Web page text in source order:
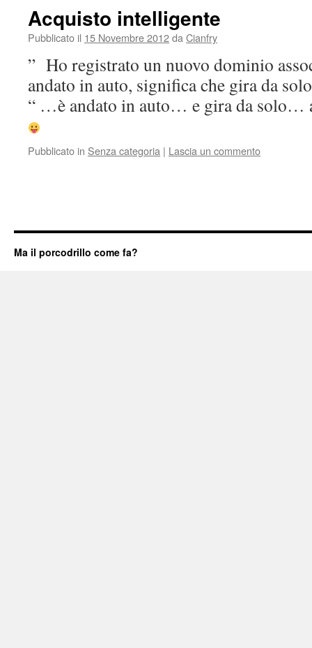
Acquisto intelligente
Pubblicato il 15 Novembre 2012da Cianfry
” Ho registrato un nuovo dominio
andato in auto, significa che gira da
“ …è andato in auto… e gira da solo…
Pubblicato in Senza categoria | Lascia un commento
Ma il porcodrillo come fa?